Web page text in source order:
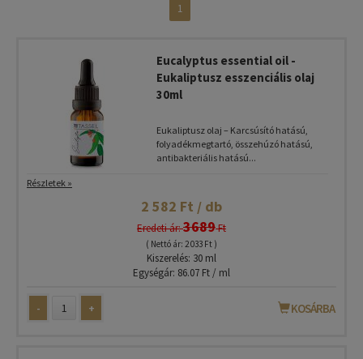
1
Eucalyptus essential oil -
Eukaliptusz esszenciális olaj
30ml
Eukaliptusz olaj – Karcsúsító hatású,
folyadékmegtartó, összehúzó hatású,
antibakteriális hatású...
Részletek »
2 582 Ft / db
Eredeti ár:3689Ft
( Nettó ár: 2 033 Ft )
Kiszerelés: 30 ml
Egységár: 86.07 Ft / ml
- + KOSÁRBA